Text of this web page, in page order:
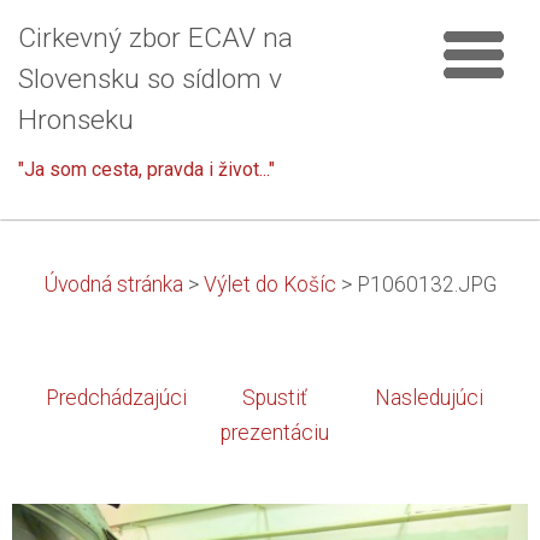
Cirkevný zbor ECAV na
Slovensku so sídlom v
Hronseku
"Ja som cesta, pravda i život..."
Úvodná stránka > Výlet do Košíc > P1060132.JPG
Predchádzajúci
Spustiť
prezentáciu
Nasledujúci